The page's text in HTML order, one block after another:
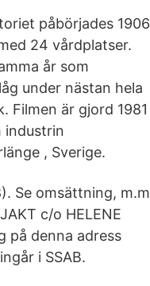
påbörjades 1906
24 vårdplatser.
år som
under nästan hela
Filmen är gjord 1981
industrin
, Sverige.
Se omsättning, m.m
c/o HELENE
på denna adress
i SSAB.